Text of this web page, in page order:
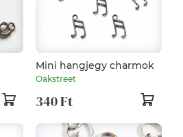
Mini hangjegy charmok
Oakstreet
340 Ft